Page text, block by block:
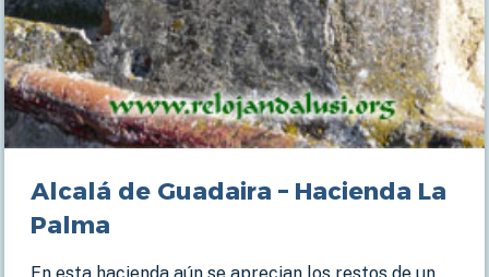
Alcalá de Guadaira – Hacienda La
Palma
En esta hacienda aún se aprecian los restos de un